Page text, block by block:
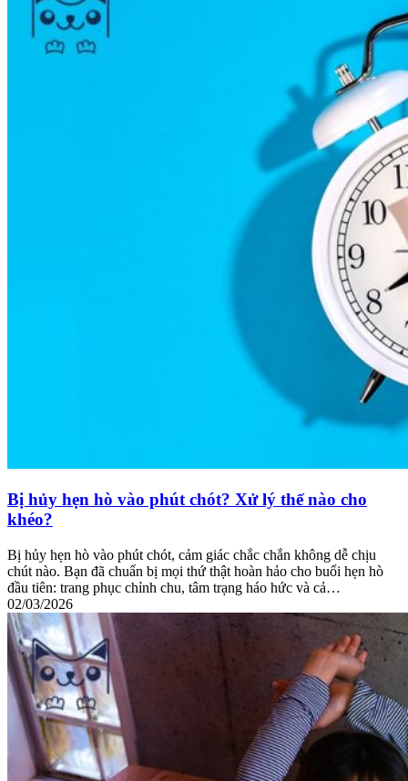
Bị hủy hẹn hò vào phút chót? Xử lý thế nào cho
khéo?
Bị hủy hẹn hò vào phút chót, cảm giác chắc chắn không dễ chịu
chút nào. Bạn đã chuẩn bị mọi thứ thật hoàn hảo cho buổi hẹn hò
đầu tiên: trang phục chỉnh chu, tâm trạng háo hức và cả…
02/03/2026